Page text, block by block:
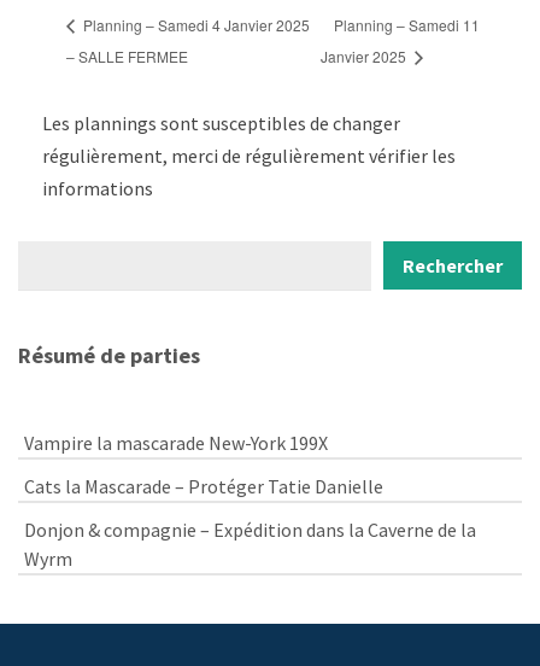
Planning – Samedi 4 Janvier 2025
– SALLE FERMEE
Planning – Samedi 11
Janvier 2025
Les plannings sont susceptibles de changer
régulièrement, merci de régulièrement vérifier les
informations
Rechercher
Résumé de parties
Vampire la mascarade New-York 199X
Cats la Mascarade – Protéger Tatie Danielle
Donjon & compagnie – Expédition dans la Caverne de la
Wyrm